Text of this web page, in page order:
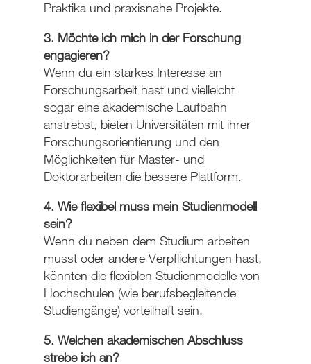
Praktika und praxisnahe Projekte.
3. Möchte ich mich in der Forschung
engagieren?
Wenn du ein starkes Interesse an
Forschungsarbeit hast und vielleicht
sogar eine akademische Laufbahn
anstrebst, bieten Universitäten mit ihrer
Forschungsorientierung und den
Möglichkeiten für Master- und
Doktorarbeiten die bessere Plattform.
4. Wie flexibel muss mein Studienmodell
sein?
Wenn du neben dem Studium arbeiten
musst oder andere Verpflichtungen hast,
könnten die flexiblen Studienmodelle von
Hochschulen (wie berufsbegleitende
Studiengänge) vorteilhaft sein.
5. Welchen akademischen Abschluss
strebe ich an?